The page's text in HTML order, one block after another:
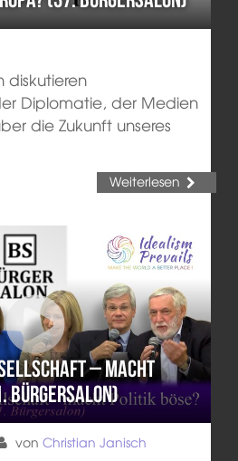
diskutieren
Diplomatie, der Medien
die Zukunft unseres
Weiterlesen
– macht
Bürgersalon)
von Christian Janisch